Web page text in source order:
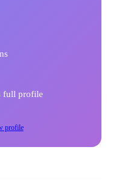
full profile
profile